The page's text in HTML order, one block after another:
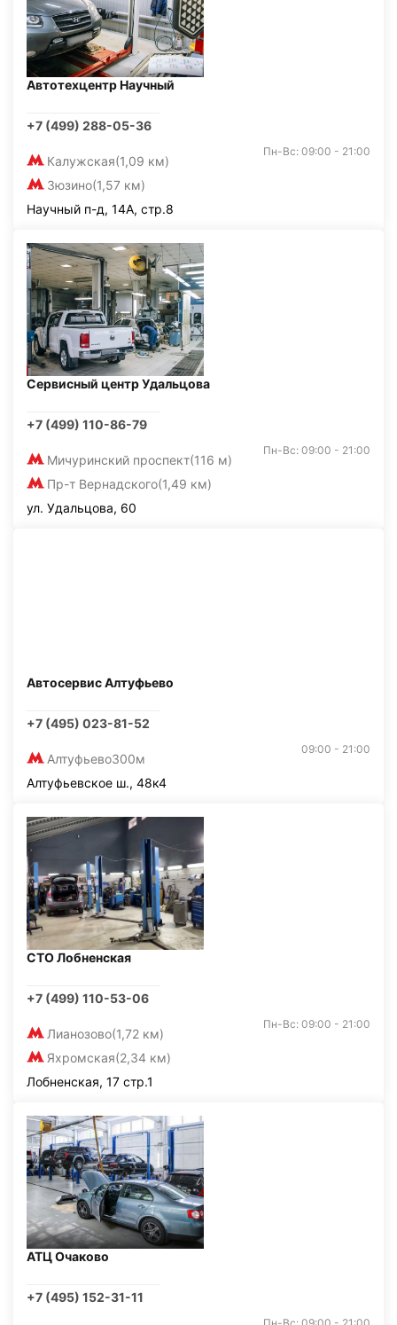
Автотехцентр Научный
+7 (499) 288-05-36
Калужская(1,09 км)
Зюзино(1,57 км)
Пн-Вс: 09:00 - 21:00
Научный п-д, 14А, стр.8
Сервисный центр Удальцова
+7 (499) 110-86-79
Мичуринский проспект(116 м)
Пр-т Вернадского(1,49 км)
Пн-Вс: 09:00 - 21:00
ул. Удальцова, 60
Автосервис Алтуфьево
+7 (495) 023-81-52
Алтуфьево300м
09:00 - 21:00
Алтуфьевское ш., 48к4
СТО Лобненская
+7 (499) 110-53-06
Лианозово(1,72 км)
Яхромская(2,34 км)
Пн-Вс: 09:00 - 21:00
Лобненская, 17 стр.1
АТЦ Очаково
+7 (495) 152-31-11